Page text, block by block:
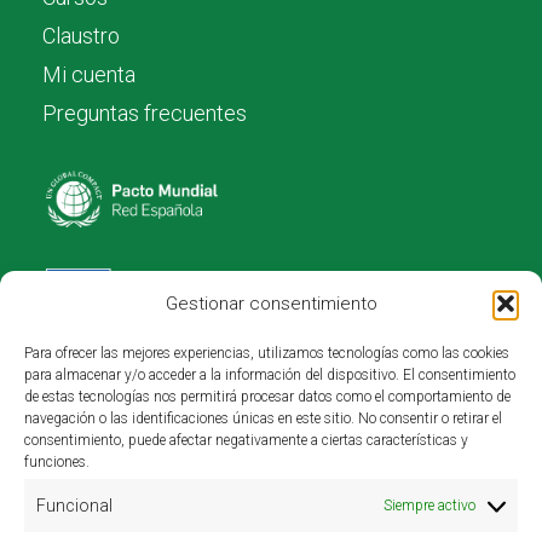
Gestionar consentimiento
Para ofrecer las mejores experiencias, utilizamos tecnologías como las cookies
para almacenar y/o acceder a la información del dispositivo. El consentimiento
de estas tecnologías nos permitirá procesar datos como el comportamiento de
navegación o las identificaciones únicas en este sitio. No consentir o retirar el
consentimiento, puede afectar negativamente a ciertas características y
funciones.
Funcional Siempre activo
Claustro
Mi cuenta
Preguntas frecuentes
Investigación y desarrollo: